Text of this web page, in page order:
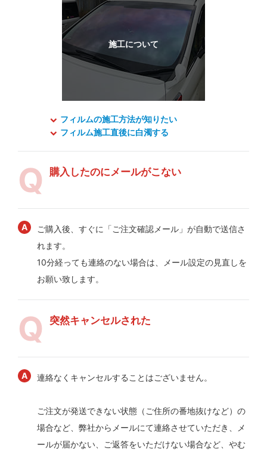
フィルムの施工方法が知りたい
フィルム施工直後に白濁する
購入したのにメールがこない
ご購入後、すぐに「ご注文確認メール」が自動で送信さ
れます。
10分経っても連絡のない場合は、メール設定の見直しを
お願い致します。
突然キャンセルされた
連絡なくキャンセルすることはございません。
ご注文が発送できない状態（ご住所の番地抜けなど）の
場合など、弊社からメールにて連絡させていただき、メ
ールが届かない、ご返答をいただけない場合など、やむ